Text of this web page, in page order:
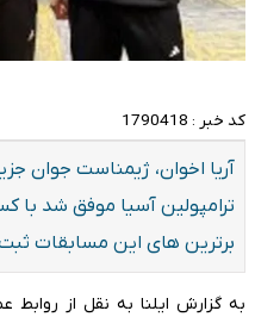
کد خبر : 1790418
آریا اخوان، ژیمناست جوان
ترامپولین آسیا موفق شد با
برترین های این مسابقات
به گزارش ایلنا به نقل از روابط